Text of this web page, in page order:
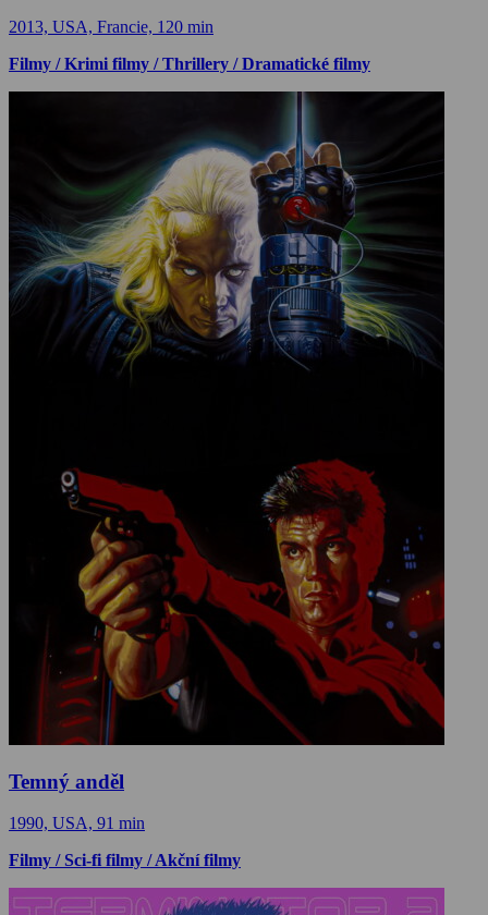
2013, USA, Francie, 120 min
Filmy / Krimi filmy / Thrillery / Dramatické filmy
Temný anděl
1990, USA, 91 min
Filmy / Sci-fi filmy / Akční filmy